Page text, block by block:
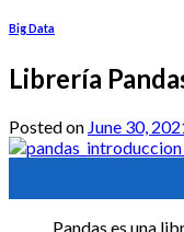
Big Data
Librería
Posted on June 30,
Pandas es una